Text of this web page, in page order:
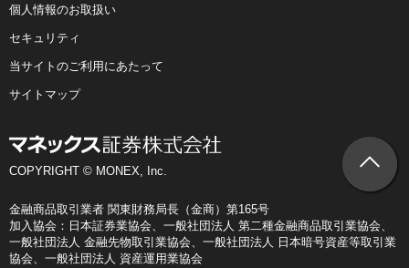
個人情報のお取扱い
セキュリティ
当サイトのご利用にあたって
サイトマップ
COPYRIGHT © MONEX, Inc.
金融商品取引業者 関東財務局長（金商）第165号
加入協会：日本証券業協会、一般社団法人 第二種金融商品取引業協会、
一般社団法人 金融先物取引業協会、一般社団法人 日本暗号資産等取引業
協会、一般社団法人 資産運用業協会